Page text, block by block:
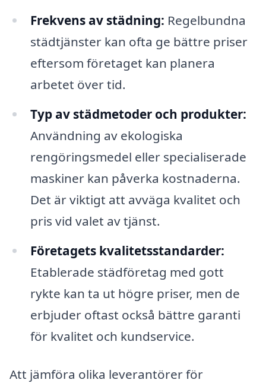
Frekvens av städning: Regelbundna
städtjänster kan ofta ge bättre priser
eftersom företaget kan planera
arbetet över tid.
Typ av städmetoder och produkter:
Användning av ekologiska
rengöringsmedel eller specialiserade
maskiner kan påverka kostnaderna.
Det är viktigt att avväga kvalitet och
pris vid valet av tjänst.
Företagets kvalitetsstandarder:
Etablerade städföretag med gott
rykte kan ta ut högre priser, men de
erbjuder oftast också bättre garanti
för kvalitet och kundservice.
Att jämföra olika leverantörer för